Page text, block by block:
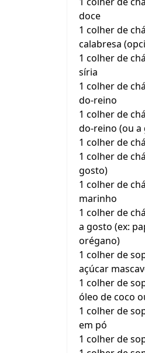
doce
1 colher de
calabresa
1 colher de
síria
1 colher de
do-reino
1 colher de
do-reino (ou a
1 colher de
1 colher de
gosto)
1 colher de
marinho
1 colher de
a gosto (ex:
orégano)
1 colher de
açúcar
1 colher de
óleo de coco
1 colher de
em pó
1 colher de